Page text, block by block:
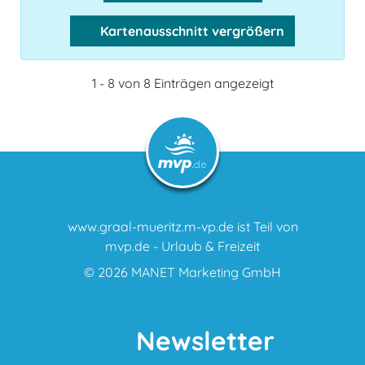
Kartenausschnitt vergrößern
1 - 8 von 8 Einträgen angezeigt
www.graal-mueritz.m-vp.de ist Teil von
mvp.de - Urlaub & Freizeit
© 2026 MANET Marketing GmbH
Newsletter